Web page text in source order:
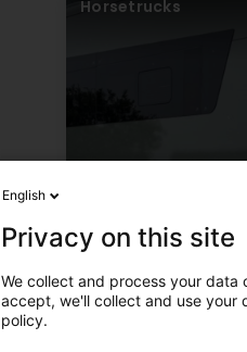
Horsetrucks
English
Privacy on this site
We collect and process your
accept, we'll collect and use your
policy.